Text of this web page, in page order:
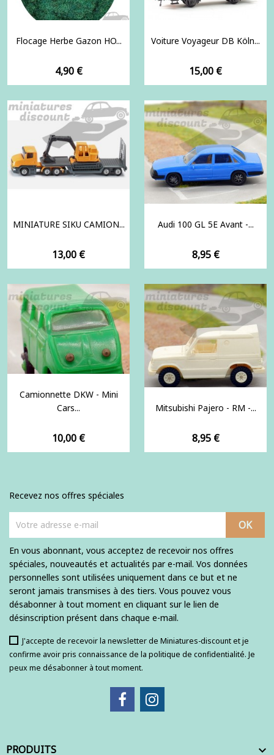
Flocage Herbe Gazon HO...
Prix
4,90 €
Voiture Voyageur DB Köln...
Prix
15,00 €
MINIATURE SIKU CAMION...
Prix
13,00 €
Audi 100 GL 5E Avant -...
Prix
8,95 €
Camionnette DKW - Mini
Cars...
Prix
10,00 €
Mitsubishi Pajero - RM -...
Prix
8,95 €
Recevez nos offres spéciales
En vous abonnant, vous acceptez de recevoir nos offres
spéciales, nouveautés et actualités par e-mail. Vos données
personnelles sont utilisées uniquement dans ce but et ne
seront jamais transmises à des tiers. Vous pouvez vous
désabonner à tout moment en cliquant sur le lien de
désinscription présent dans chaque e-mail.
J'accepte de recevoir la newsletter de Miniatures-discount et je
confirme avoir pris connaissance de la politique de confidentialité. Je
peux me désabonner à tout moment.
PRODUITS 